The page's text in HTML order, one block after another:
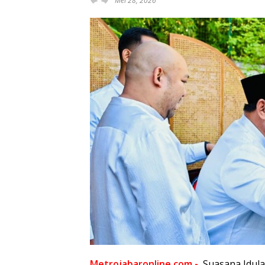
Mei 28, 2026